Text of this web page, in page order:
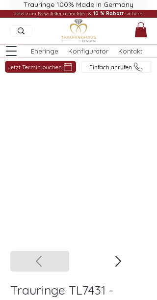
Trauringe 100% Made in Germany
Eheringe Konfigurator Kontakt
Jetzt Termin buchen Einfach anrufen
Jetzt zum Newsletter anmelden & 10 % Rabatt sichern!
Trauringe TL7431 -